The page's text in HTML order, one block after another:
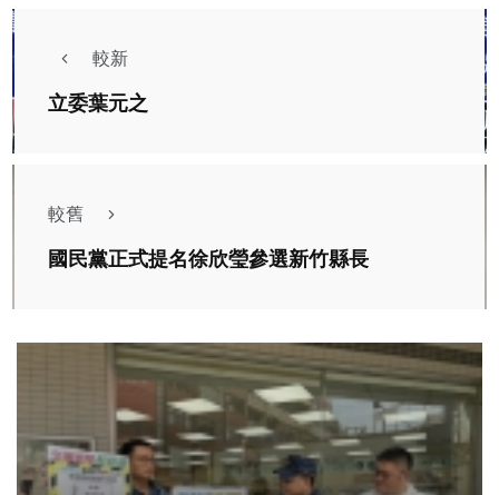
較新
立委葉元之
較舊
國民黨正式提名徐欣瑩參選新竹縣長